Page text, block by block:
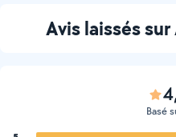
Avis laissés
Basé